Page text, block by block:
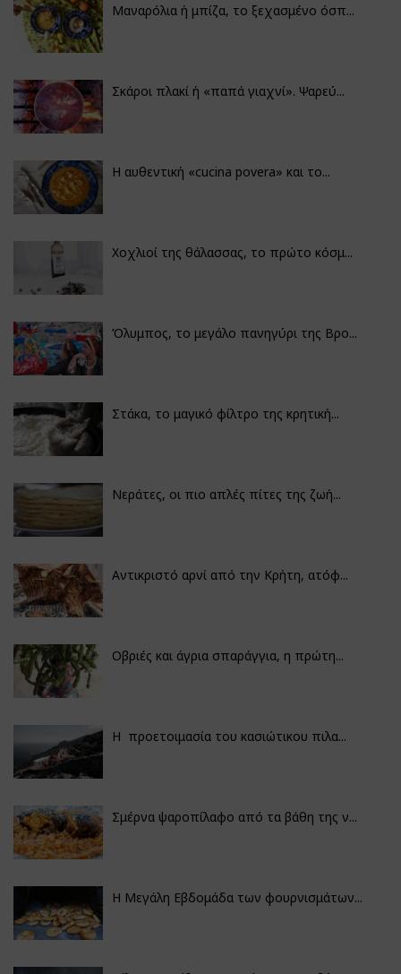
Μαναρόλια ή μπίζα, το ξεχασμένο όσπ...
Σκάροι πλακί ή «παπά γιαχνί». Ψαρεύ...
Η αυθεντική «cucina povera» και το...
Χοχλιοί της θάλασσας, το πρώτο κόσμ...
Όλυμπος, το μεγάλο πανηγύρι της Βρο...
Στάκα, το μαγικό φίλτρο της κρητική...
Νεράτες, οι πιο απλές πίτες της ζωή...
Αντικριστό αρνί από την Κρήτη, ατόφ...
Οβριές και άγρια σπαράγγια, η πρώτη...
Η προετοιμασία του κασιώτικου πιλα...
Σμέρνα ψαροπίλαφο από τα βάθη της ν...
Η Μεγάλη Εβδομάδα των φουρνισμάτων...